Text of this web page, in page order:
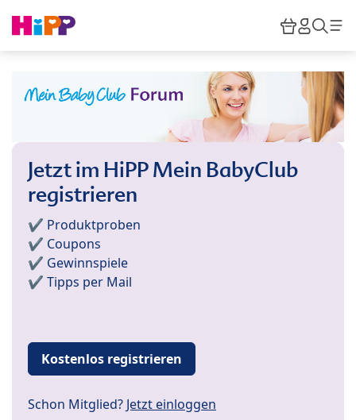
HiPP
Jetzt im HiPP Mein BabyClub
registrieren
✔️ Produktproben
✔️ Coupons
✔️ Gewinnspiele
✔️ Tipps per Mail
Kostenlos registrieren
Schon Mitglied? Jetzt einloggen